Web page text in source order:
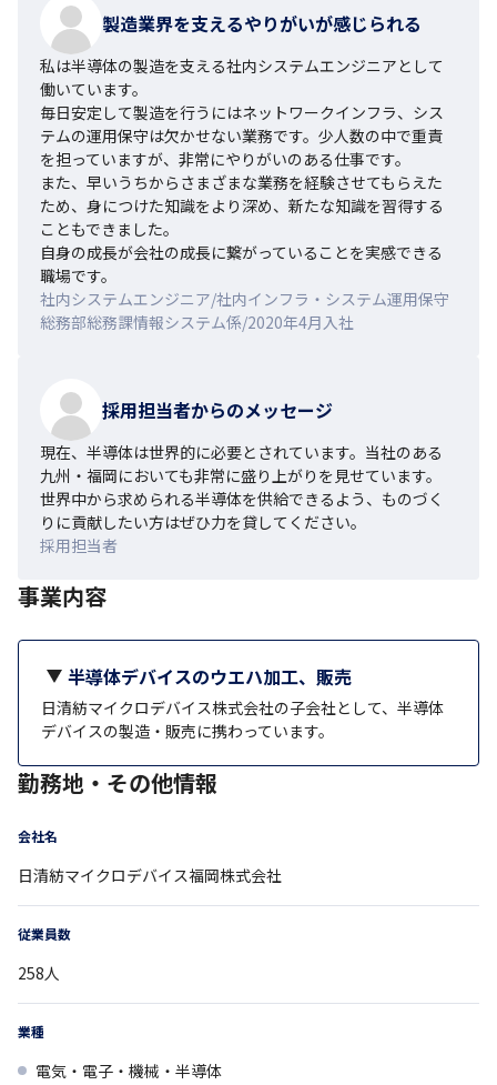
製造業界を支えるやりがいが感じられる
私は半導体の製造を支える社内システムエンジニアとして
働いています。
毎日安定して製造を行うにはネットワークインフラ、シス
テムの運用保守は欠かせない業務です。少人数の中で重責
を担っていますが、非常にやりがいのある仕事です。
また、早いうちからさまざまな業務を経験させてもらえた
ため、身につけた知識をより深め、新たな知識を習得する
こともできました。
自身の成長が会社の成長に繋がっていることを実感できる
職場です。
社内システムエンジニア/社内インフラ・システム運用保守
総務部総務課情報システム係/2020年4月入社
採用担当者からのメッセージ
現在、半導体は世界的に必要とされています。当社のある
九州・福岡においても非常に盛り上がりを見せています。
世界中から求められる半導体を供給できるよう、ものづく
りに貢献したい方はぜひ力を貸してください。
採用担当者
事業内容
半導体デバイスのウエハ加工、販売
日清紡マイクロデバイス株式会社の子会社として、半導体
デバイスの製造・販売に携わっています。
勤務地・その他情報
会社名
日清紡マイクロデバイス福岡株式会社
従業員数
258人
業種
電気・電子・機械・半導体